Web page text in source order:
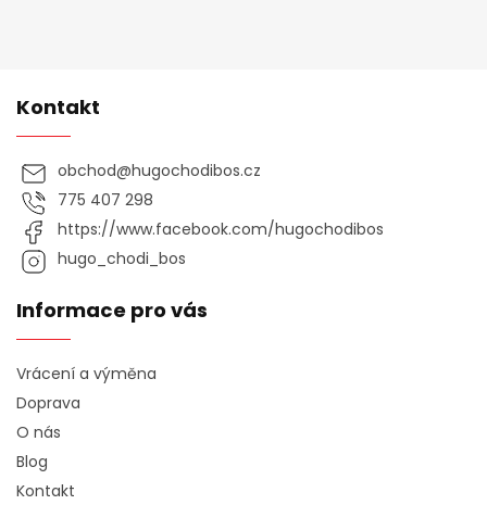
Kontakt
obchod@hugochodibos.cz
775 407 298
https://www.facebook.com/hugochodibos
hugo_chodi_bos
Informace pro vás
Vrácení a výměna
Doprava
O nás
Blog
Kontakt